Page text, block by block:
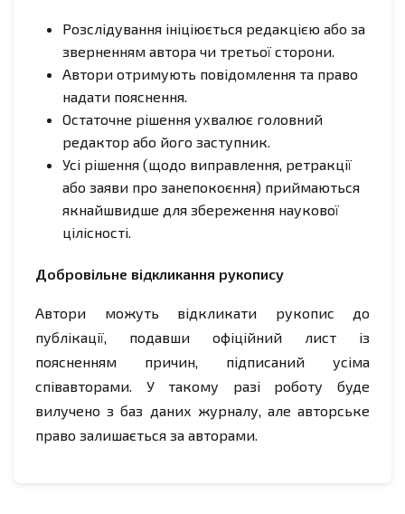
Розслідування ініціюється редакцією або за
зверненням автора чи третьої сторони.
Автори отримують повідомлення та право
надати пояснення.
Остаточне рішення ухвалює головний
редактор або його заступник.
Усі рішення (щодо виправлення, ретракції
або заяви про занепокоєння) приймаються
якнайшвидше для збереження наукової
цілісності.
Добровільне відкликання рукопису
Автори можуть відкликати рукопис до
публікації, подавши офіційний лист із
поясненням причин, підписаний усіма
співавторами. У такому разі роботу буде
вилучено з баз даних журналу, але авторське
право залишається за авторами.